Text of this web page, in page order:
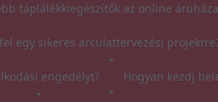
táplálékkiegészítők az online
egy sikeres arculattervezési
engedélyt? Hogyan kezdj